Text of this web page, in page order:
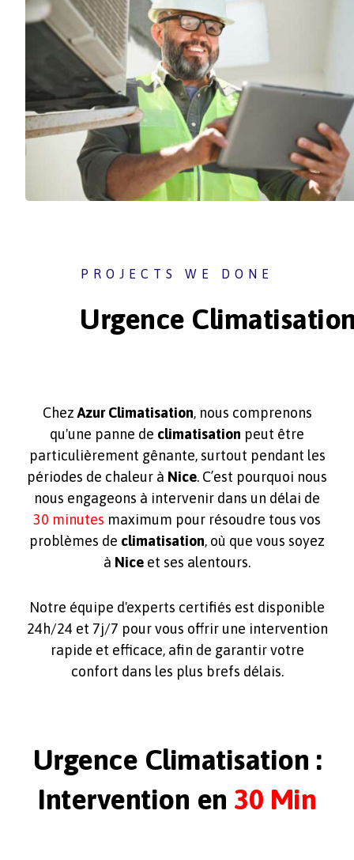
PROJECTS WE DONE
Urgence
ChezAzur Climatisation, nous comprenons
qu'une panne de climatisation peut être
particulièrement gênante, surtout pendant les
périodes de chaleur à Nice. C’est pourquoi nous
nous engageons à intervenir dans un délai de
30 minutes maximum pour résoudre tous vos
problèmes de climatisation, où que vous soyez
à Nice et ses alentours.
Notre équipe d'experts certifiés est disponible
24h/24 et 7j/7 pour vous offrir une intervention
rapide et efficace, afin de garantir votre
confort dans les plus brefs délais.
Urgence Climatisation :
Intervention en 30 Min